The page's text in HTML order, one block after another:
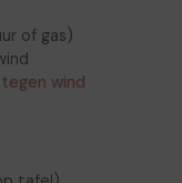
of gas)
wind